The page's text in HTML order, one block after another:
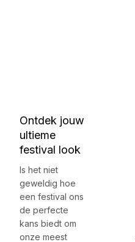
Ontdek jouw
ultieme
festival look
Is het niet
geweldig hoe
een festival ons
de perfecte
kans biedt om
onze meest